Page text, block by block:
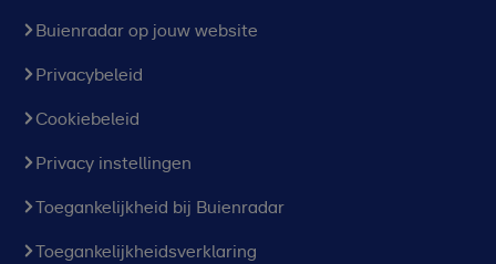
Buienradar op jouw website
Privacybeleid
Cookiebeleid
Privacy instellingen
Toegankelijkheid bij Buienradar
Toegankelijkheidsverklaring